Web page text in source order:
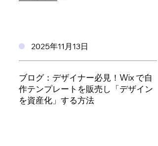
2025年11月13日
ブログ：デザイナー必見！Wix で自
作テンプレートを販売し「デザイン
を資産化」する方法